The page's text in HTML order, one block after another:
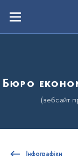
вмістуMenu
Бюро
(вебсайт
Інфографіки